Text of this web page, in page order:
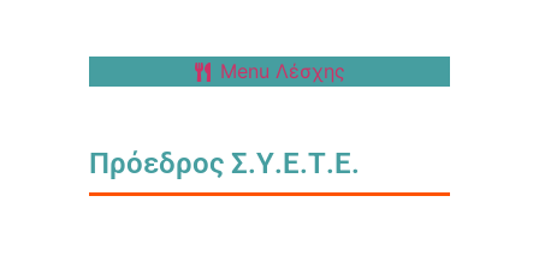
Menu Λέσχης
Πρόεδρος Σ.Υ.Ε.Τ.Ε.